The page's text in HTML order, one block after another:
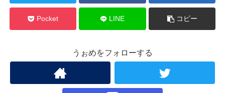
Pocket LINE コピー
うぉめをフォローする